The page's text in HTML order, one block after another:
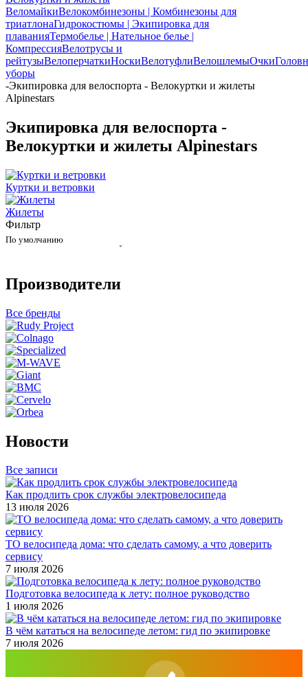
ВеломайкиВелокомбинезоны | Комбинезоны для
триатлонаГидрокостюмы | Экипировка для
плаванияТермобелье | Нательное белье |
КомпрессияВелотрусы и
рейтузыВелоперчаткиНоскиВелотуфлиВелошлемыОчки
уборы
-Экипировка для велоспорта - Велокуртки и жилеты
Alpinestars
Экипировка для велоспорта -
Велокуртки и жилеты Alpinestars
Куртки и ветровки
Жилеты
Фильтр
По умолчанию
Производители
Все бренды
Новости
Все записи
Как продлить срок службы электровелосипеда
13 июля 2026
ТО велосипеда дома: что сделать самому, а что доверить
сервису
7 июля 2026
Подготовка велосипеда к лету: полное руководство
1 июля 2026
В чём кататься на велосипеде летом: гид по экипировке
7 июля 2026